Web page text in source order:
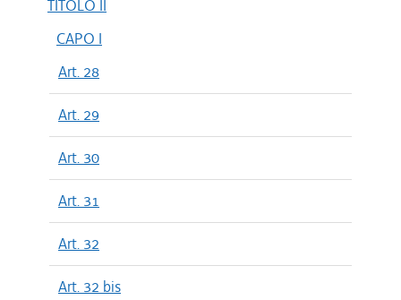
TITOLO II
CAPO I
Art. 28
Art. 29
Art. 30
Art. 31
Art. 32
Art. 32 bis